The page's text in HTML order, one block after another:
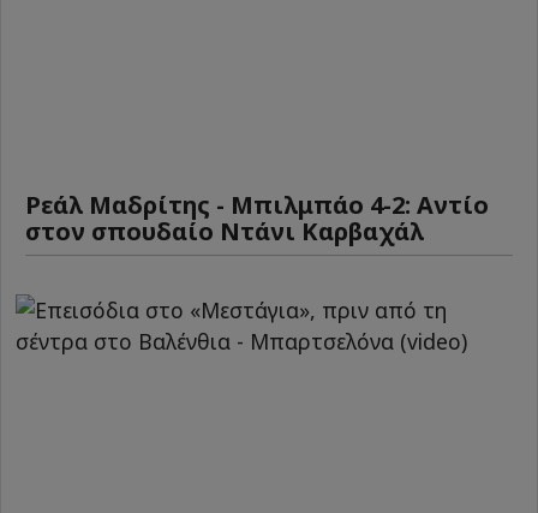
Ρεάλ Μαδρίτης - Μπιλμπάο 4-2: Αντίο
στον σπουδαίο Ντάνι Καρβαχάλ